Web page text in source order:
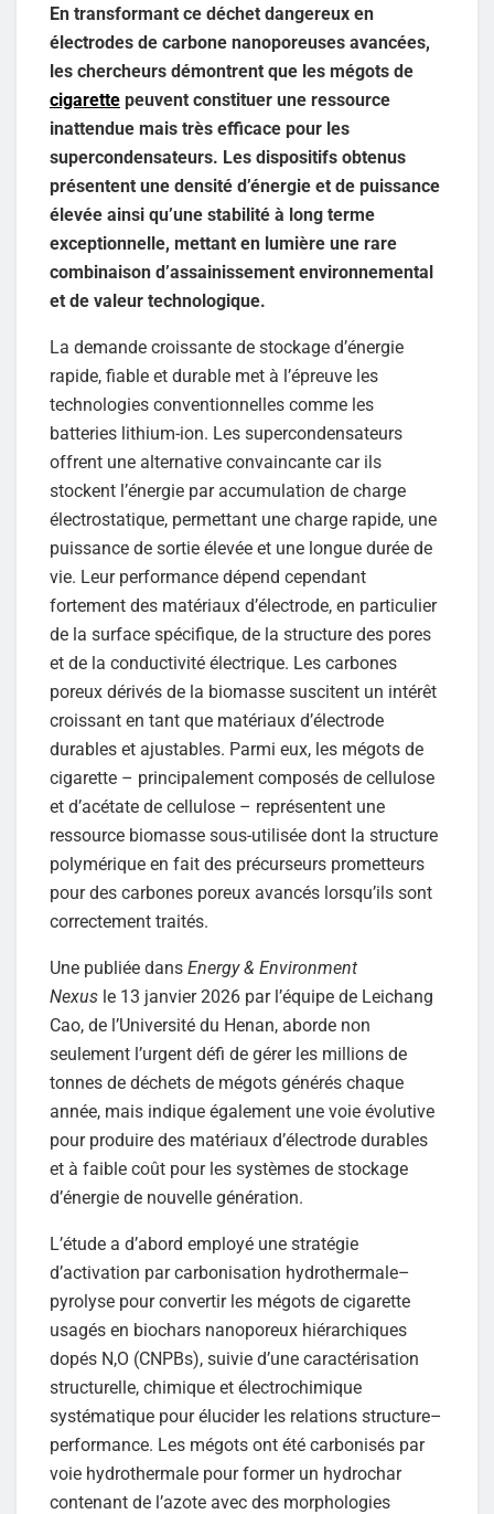
En transformant ce déchet dangereux en
électrodes de carbone nanoporeuses avancées,
les chercheurs démontrent que les mégots de
cigarette peuvent constituer une ressource
inattendue mais très efficace pour les
supercondensateurs. Les dispositifs obtenus
présentent une densité d’énergie et de puissance
élevée ainsi qu’une stabilité à long terme
exceptionnelle, mettant en lumière une rare
combinaison d’assainissement environnemental
et de valeur technologique.
La demande croissante de stockage d’énergie
rapide, fiable et durable met à l’épreuve les
technologies conventionnelles comme les
batteries lithium-ion. Les supercondensateurs
offrent une alternative convaincante car ils
stockent l’énergie par accumulation de charge
électrostatique, permettant une charge rapide, une
puissance de sortie élevée et une longue durée de
vie. Leur performance dépend cependant
fortement des matériaux d’électrode, en particulier
de la surface spécifique, de la structure des pores
et de la conductivité électrique. Les carbones
poreux dérivés de la biomasse suscitent un intérêt
croissant en tant que matériaux d’électrode
durables et ajustables. Parmi eux, les mégots de
cigarette – principalement composés de cellulose
et d’acétate de cellulose – représentent une
ressource biomasse sous-utilisée dont la structure
polymérique en fait des précurseurs prometteurs
pour des carbones poreux avancés lorsqu’ils sont
correctement traités.
Une publiée dans Energy & Environment
Nexus le 13 janvier 2026 par l’équipe de Leichang
Cao, de l’Université du Henan, aborde non
seulement l’urgent défi de gérer les millions de
tonnes de déchets de mégots générés chaque
année, mais indique également une voie évolutive
pour produire des matériaux d’électrode durables
et à faible coût pour les systèmes de stockage
d’énergie de nouvelle génération.
L’étude a d’abord employé une stratégie
d’activation par carbonisation hydrothermale–
pyrolyse pour convertir les mégots de cigarette
usagés en biochars nanoporeux hiérarchiques
dopés N,O (CNPBs), suivie d’une caractérisation
structurelle, chimique et électrochimique
systématique pour élucider les relations structure–
performance. Les mégots ont été carbonisés par
voie hydrothermale pour former un hydrochar
contenant de l’azote avec des morphologies